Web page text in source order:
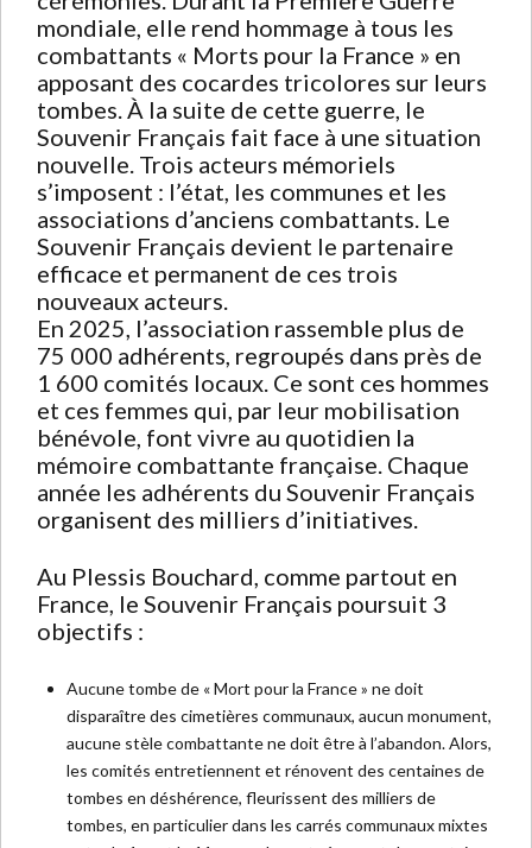
mondiale, elle rend hommage à tous les
combattants « Morts pour la France » en
apposant des cocardes tricolores sur leurs
tombes. À la suite de cette guerre, le
Souvenir Français fait face à une situation
nouvelle. Trois acteurs mémoriels
s’imposent : l’état, les communes et les
associations d’anciens combattants. Le
Souvenir Français devient le partenaire
efficace et permanent de ces trois
nouveaux acteurs.
En 2025, l’association rassemble plus de
75 000 adhérents, regroupés dans près de
1 600 comités locaux. Ce sont ces hommes
et ces femmes qui, par leur mobilisation
bénévole, font vivre au quotidien la
mémoire combattante française. Chaque
année les adhérents du Souvenir Français
organisent des milliers d’initiatives.
Au Plessis Bouchard, comme partout en
France, le Souvenir Français poursuit 3
objectifs :
Aucune tombe de « Mort pour la France » ne doit
disparaître des cimetières communaux, aucun monument,
aucune stèle combattante ne doit être à l’abandon. Alors,
les comités entretiennent et rénovent des centaines de
tombes en déshérence, fleurissent des milliers de
tombes, en particulier dans les carrés communaux mixtes